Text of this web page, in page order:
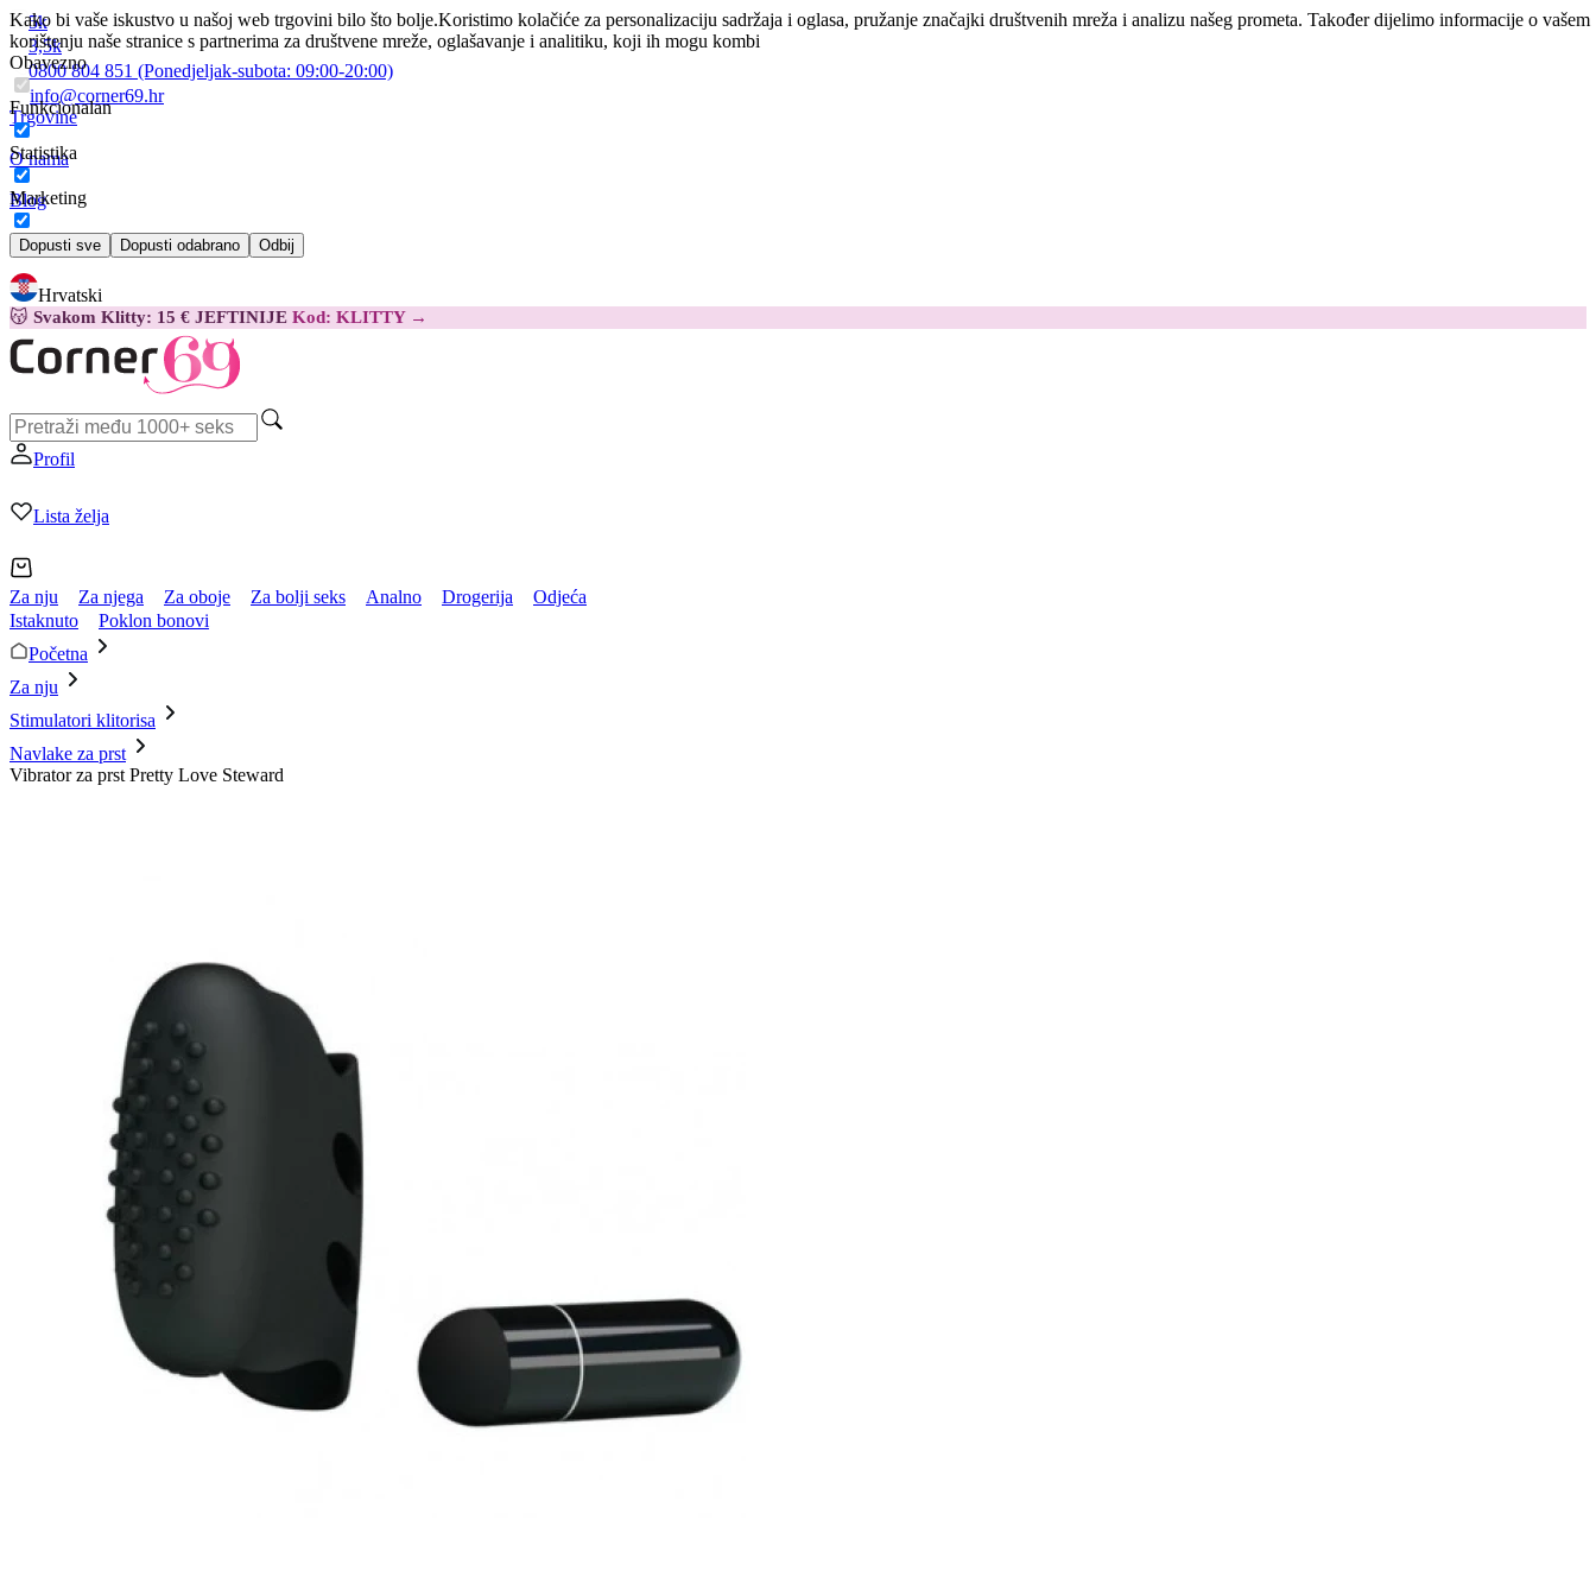
Kako bi vaše iskustvo u našoj web trgovini bilo što bolje.Koristimo kolačiće za personalizaciju sadržaja i oglasa, pružanje značajki društvenih mreža i analizu našeg prometa. Također dijelimo informacije o vašem
korištenju naše stranice s partnerima za društvene mreže, oglašavanje i analitiku, koji ih mogu kombi
Obavezno
Funkcionalan
Statistika
Marketing
Dopusti sve Dopusti odabrano Odbij
5k
3,5k
0800 804 851 (Ponedjeljak-subota: 09:00-20:00)
info@corner69.hr
Trgovine
O nama
Blog
Kontakt
Hrvatski
😽 Svakom Klitty: 15 € JEFTINIJE Kod: KLITTY →
Profil
Lista želja
Za nju Za njega Za oboje Za bolji seks Analno Drogerija
Odjeća
Istaknuto
Poklon bonovi
Početna
Za nju
Stimulatori klitorisa
Navlake za prst
Vibrator za prst Pretty Love Steward